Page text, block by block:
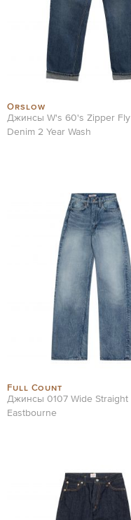
Orslow
Джинсы W's 60's Zipper Fly
Denim 2 Year Wash
Full Count
Джинсы 0107 Wide Straight
Eastbourne